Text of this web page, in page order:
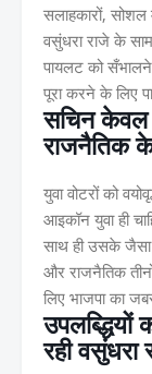
सलाहकारों, सोशल
वसुंधरा राजे के
पायलट को
पूरा करने के लिए
सचिन केवल
राजनैतिक
युवा वोटरों को
आइकॉन युवा ही
साथ ही उसके
और राजनैतिक
लिए भाजपा का
रही वसुंधरा